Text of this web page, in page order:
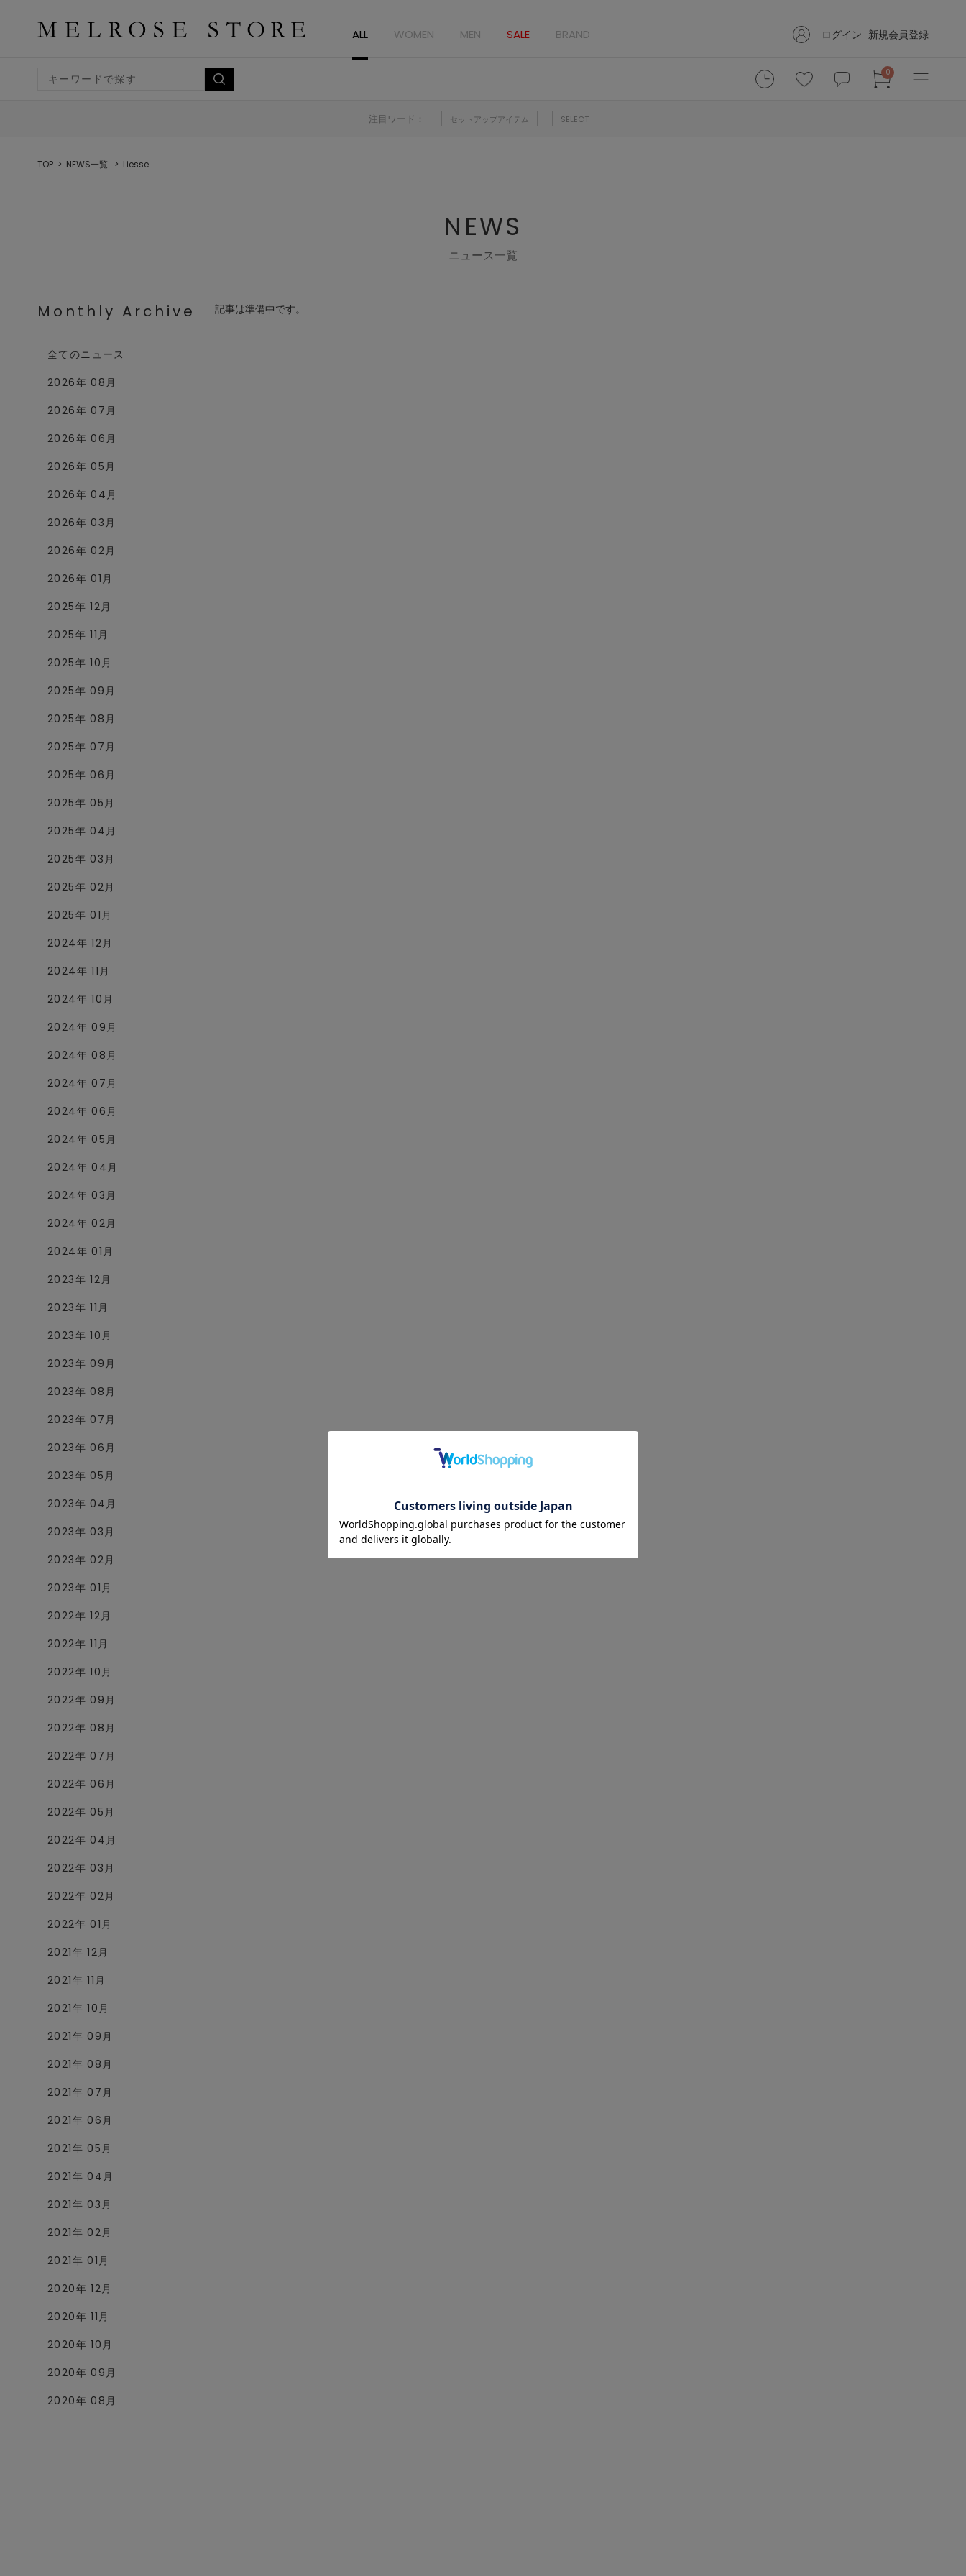
ALL WOMEN MEN SALE BRAND ログイン 新規会員登録
0
注目ワード： セットアップアイテム SELECT
TOP NEWS一覧 Liesse
NEWS
ニュース一覧
Monthly Archive
全てのニュース
2026年 08月
2026年 07月
2026年 06月
2026年 05月
2026年 04月
2026年 03月
2026年 02月
2026年 01月
2025年 12月
2025年 11月
2025年 10月
2025年 09月
2025年 08月
2025年 07月
2025年 06月
2025年 05月
2025年 04月
2025年 03月
2025年 02月
2025年 01月
2024年 12月
2024年 11月
2024年 10月
2024年 09月
2024年 08月
2024年 07月
2024年 06月
2024年 05月
2024年 04月
2024年 03月
2024年 02月
2024年 01月
2023年 12月
2023年 11月
2023年 10月
2023年 09月
2023年 08月
2023年 07月
2023年 06月
2023年 05月
2023年 04月
2023年 03月
2023年 02月
2023年 01月
2022年 12月
2022年 11月
2022年 10月
2022年 09月
2022年 08月
2022年 07月
2022年 06月
2022年 05月
2022年 04月
2022年 03月
2022年 02月
2022年 01月
2021年 12月
2021年 11月
2021年 10月
2021年 09月
2021年 08月
2021年 07月
2021年 06月
2021年 05月
2021年 04月
2021年 03月
2021年 02月
2021年 01月
2020年 12月
2020年 11月
2020年 10月
2020年 09月
2020年 08月
記事は準備中です。